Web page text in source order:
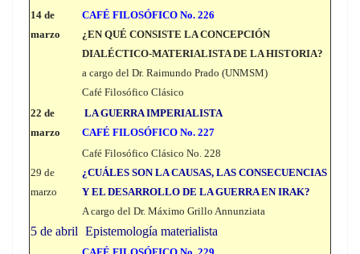
14 de
marzo
CAFÉ FILOSÓFICO No. 226
¿EN QUÉ CONSISTE LA CONCEPCIÓN
DIALÉCTICO-MATERIALISTA DE LA HISTORIA?
a cargo del Dr. Raimundo Prado (UNMSM)
Café Filosófico Clásico
22 de
marzo
LA GUERRA IMPERIALISTA
CAFÉ FILOSÓFICO No. 227
29 de
marzo
Café Filosófico Clásico No. 228
¿CUÁLES SON LA CAUSAS, LAS CONSECUENCIAS
Y EL DESARROLLO DE LA GUERRA EN IRAK?
A cargo del Dr. Máximo Grillo Annunziata
5 de abril Epistemología materialista